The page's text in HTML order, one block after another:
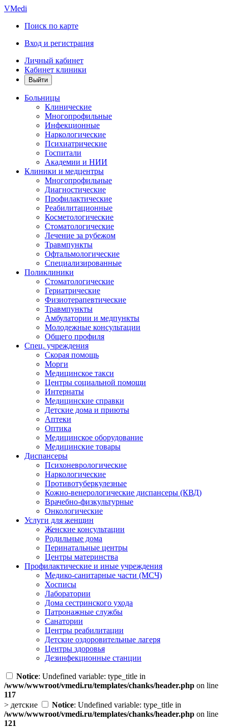
VMedi
Поиск по карте
Вход и регистрация
Личный кабинет
Кабинет клиники
Больницы
Клинические
Многопрофильные
Инфекционные
Наркологические
Психиатрические
Госпитали
Академии и НИИ
Клиники и медцентры
Многопрофильные
Диагностические
Профилактические
Реабилитационные
Косметологические
Стоматологические
Лечение за рубежом
Травмпункты
Офтальмологические
Специализированные
Поликлиники
Стоматологические
Гериатрические
Физиотерапевтические
Травмпункты
Амбулатории и медпункты
Молодежные консультации
Общего профиля
Спец. учреждения
Скорая помощь
Морги
Медицинское такси
Центры социальной помощи
Интернаты
Медицинские справки
Детские дома и приюты
Аптеки
Оптика
Медицинское оборудование
Медицинские товары
Диспансеры
Психоневрологические
Наркологические
Противотуберкулезные
Кожно-венерологические диспансеры (КВД)
Врачебно-физкультурные
Онкологические
Услуги для женщин
Женские консультации
Родильные дома
Перинатальные центры
Центры материнства
Профилактические и иные учреждения
Медико-санитарные части (МСЧ)
Хосписы
Лаборатории
Дома сестринского ухода
Патронажные службы
Санатории
Центры реабилитации
Детские оздоровительные лагеря
Центры здоровья
Дезинфекционные станции
Notice: Undefined variable: type_title in
/www/wwwroot/vmedi.ru/templates/chanks/header.php on line
117
> детские Notice: Undefined variable: type_title in
/www/wwwroot/vmedi.ru/templates/chanks/header.php on line
121